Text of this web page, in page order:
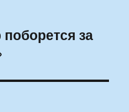
за